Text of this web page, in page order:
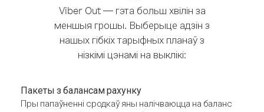
Viber Out — гэта больш хвілін за
меншыя грошы. Выберыце адзін з
нашых гібкіх тарыфных планаў з
нізкімі цэнамі на выклікі:
Пакеты з балансам рахунку
Пры папаўненні сродкаў яны налічваюцца на баланс